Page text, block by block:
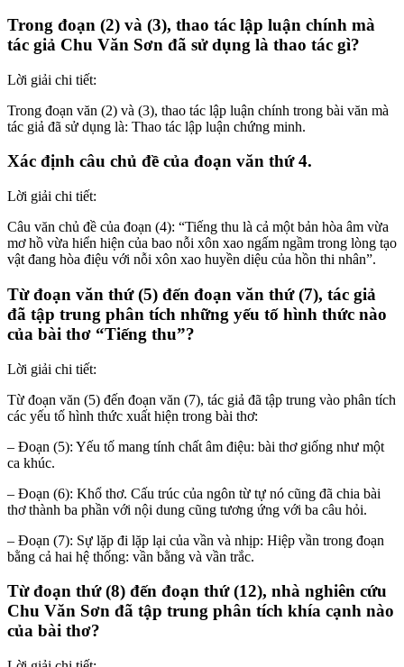
Trong đoạn (2) và (3), thao tác lập luận chính mà
tác giả Chu Văn Sơn đã sử dụng là thao tác gì?
Lời giải chi tiết:
Trong đoạn văn (2) và (3), thao tác lập luận chính trong bài văn mà
tác giả đã sử dụng là: Thao tác lập luận chứng minh.
Xác định câu chủ đề của đoạn văn thứ 4.
Lời giải chi tiết:
Câu văn chủ đề của đoạn (4): “Tiếng thu là cả một bản hòa âm vừa
mơ hồ vừa hiển hiện của bao nỗi xôn xao ngấm ngầm trong lòng tạo
vật đang hòa điệu với nỗi xôn xao huyền diệu của hồn thi nhân”.
Từ đoạn văn thứ (5) đến đoạn văn thứ (7), tác giả
đã tập trung phân tích những yếu tố hình thức nào
của bài thơ “Tiếng thu”?
Lời giải chi tiết:
Từ đoạn văn (5) đến đoạn văn (7), tác giả đã tập trung vào phân tích
các yếu tố hình thức xuất hiện trong bài thơ:
– Đoạn (5): Yếu tố mang tính chất âm điệu: bài thơ giống như một
ca khúc.
– Đoạn (6): Khổ thơ. Cấu trúc của ngôn từ tự nó cũng đã chia bài
thơ thành ba phần với nội dung cũng tương ứng với ba câu hỏi.
– Đoạn (7): Sự lặp đi lặp lại của vần và nhịp: Hiệp vần trong đoạn
bằng cả hai hệ thống: vần bằng và vần trắc.
Từ đoạn thứ (8) đến đoạn thứ (12), nhà nghiên cứu
Chu Văn Sơn đã tập trung phân tích khía cạnh nào
của bài thơ?